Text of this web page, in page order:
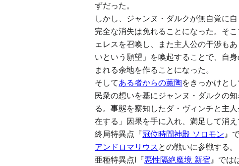
ずだった。
しかし、ジャンヌ・ダルクが無自覚に
完全な消失は免れることになった。そ
ェレスを召喚し、また主人公の干渉も
いという願望」を喚起することで、自
まれる余地を作ることになった。
そしてある者からの薫陶をきっかけとし
民衆の想いを基にジャンヌ・ダルクの
る。事態を察知したダ・ヴィンチと主
在する」因果を手に入れ、満足して消え
終局特異点『冠位時間神殿 ソロモン』
アンドロマリウス との戦いに参戦する。
亜種特異点Ⅰ『悪性隔絶魔境 新宿』では